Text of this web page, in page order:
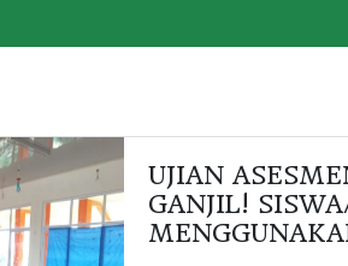
UJIAN
GANJIL!